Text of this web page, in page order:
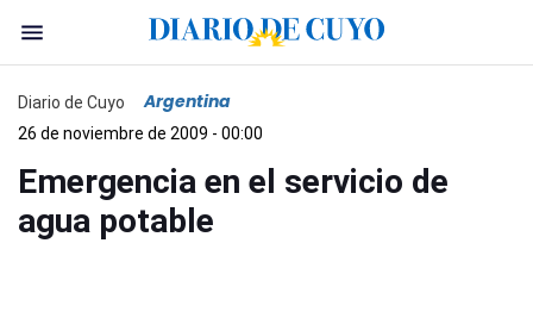
Diario de Cuyo Argentina
26 de noviembre de 2009 - 00:00
Emergencia en el servicio de
agua potable